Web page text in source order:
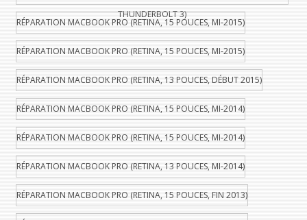
THUNDERBOLT 3)
RÉPARATION MACBOOK PRO (RETINA, 15 POUCES, MI-2015)
RÉPARATION MACBOOK PRO (RETINA, 15 POUCES, MI-2015)
RÉPARATION MACBOOK PRO (RETINA, 13 POUCES, DÉBUT 2015)
RÉPARATION MACBOOK PRO (RETINA, 15 POUCES, MI-2014)
RÉPARATION MACBOOK PRO (RETINA, 15 POUCES, MI-2014)
RÉPARATION MACBOOK PRO (RETINA, 13 POUCES, MI-2014)
RÉPARATION MACBOOK PRO (RETINA, 15 POUCES, FIN 2013)